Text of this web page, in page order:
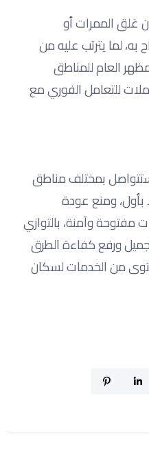
غلق الممرات أو
لما يترتب عليه من
العام للمناطق
للتعامل الفوري مع
ستتواصل بمختلف مناطق
بأول، ومنع عودة
مفتوحة وآمنة، بالتوازي
ورفع كفاءة الطرق
من الخدمات لسكان